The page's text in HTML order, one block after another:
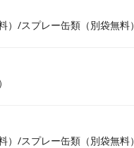
）/スプレー缶類（別袋無料）
）/スプレー缶類（別袋無料）